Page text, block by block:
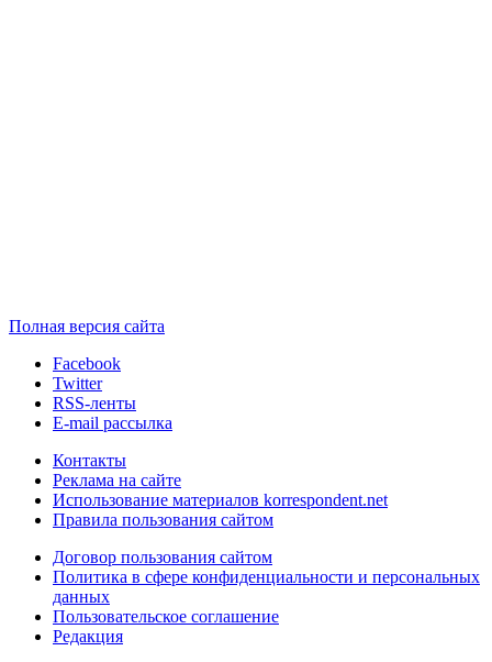
Полная версия сайта
Facebook
Twitter
RSS-ленты
E-mail рассылка
Контакты
Реклама на сайте
Использование материалов korrespondent.net
Правила пользования сайтом
Договор пользования сайтом
Политика в сфере конфиденциальности и персональных
данных
Пользовательское соглашение
Редакция